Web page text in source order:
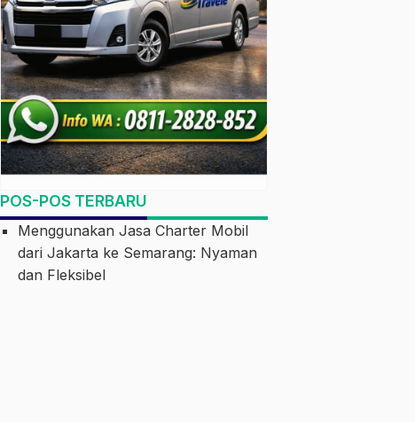
POS-POS TERBARU
Menggunakan Jasa Charter Mobil
dari Jakarta ke Semarang: Nyaman
dan Fleksibel